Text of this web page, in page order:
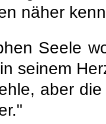
näher
Seele
seinem
aber